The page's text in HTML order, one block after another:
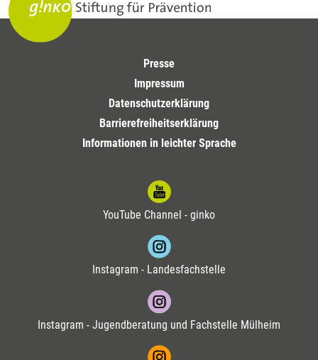
Presse
Impressum
Datenschutzerklärung
Barrierefreiheitserklärung
Informationen in leichter Sprache
YouTube Channel - ginko
Instagram - Landesfachstelle
Instagram - Jugendberatung und Fachstelle Mülheim